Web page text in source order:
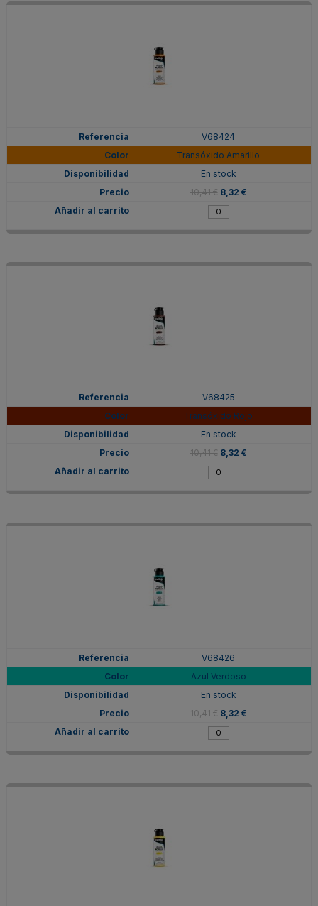
V68424
Transóxido Amarillo
En stock
10,41 € 8,32 €
V68425
Transóxido Rojo
En stock
10,41 € 8,32 €
V68426
Azul Verdoso
En stock
10,41 € 8,32 €